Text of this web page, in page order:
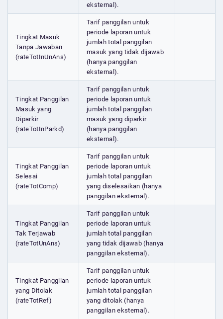
eksternal).
Tingkat Masuk
Tanpa Jawaban
(rateTotInUnAns)
Tarif panggilan untuk
periode laporan untuk
jumlah total panggilan
masuk yang tidak dijawab
(hanya panggilan
eksternal).
Tingkat Panggilan
Masuk yang
Diparkir
(rateTotInParkd)
Tarif panggilan untuk
periode laporan untuk
jumlah total panggilan
masuk yang diparkir
(hanya panggilan
eksternal).
Tingkat Panggilan
Selesai
(rateTotComp)
Tarif panggilan untuk
periode laporan untuk
jumlah total panggilan
yang diselesaikan (hanya
panggilan eksternal).
Tingkat Panggilan
Tak Terjawab
(rateTotUnAns)
Tarif panggilan untuk
periode laporan untuk
jumlah total panggilan
yang tidak dijawab (hanya
panggilan eksternal).
Tingkat Panggilan
yang Ditolak
(rateTotRef)
Tarif panggilan untuk
periode laporan untuk
jumlah total panggilan
yang ditolak (hanya
panggilan eksternal).